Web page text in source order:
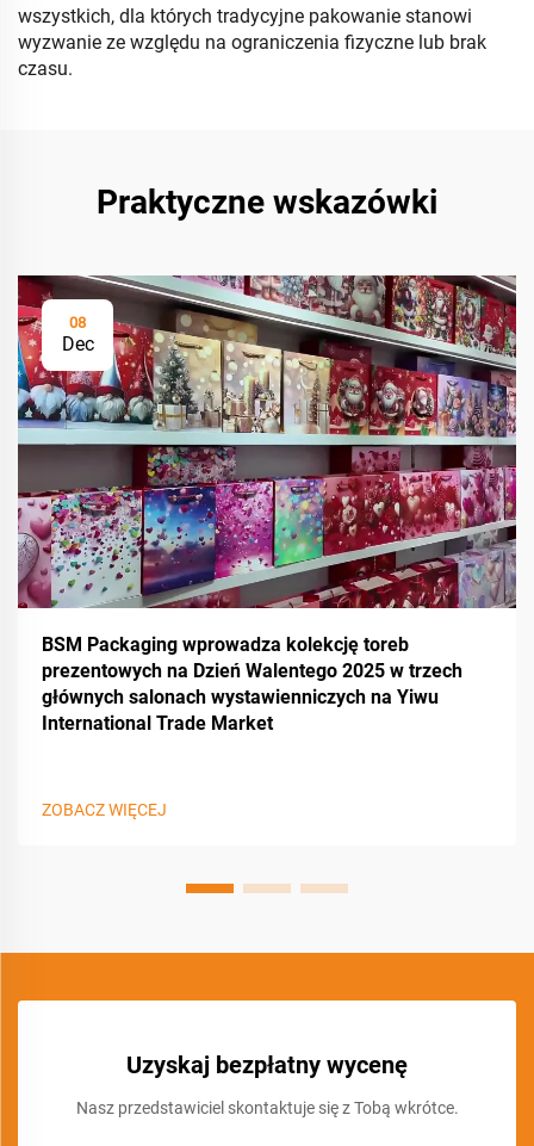
wszystkich, dla których tradycyjne pakowanie stanowi
wyzwanie ze względu na ograniczenia fizyczne lub brak
czasu.
Praktyczne wskazówki
08
Dec
BSM Packaging wprowadza kolekcję toreb
prezentowych na Dzień Walentego 2025 w trzech
głównych salonach wystawienniczych na Yiwu
International Trade Market
ZOBACZ WIĘCEJ
Uzyskaj bezpłatny wycenę
Nasz przedstawiciel skontaktuje się z Tobą wkrótce.